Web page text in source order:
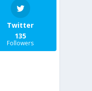
Twitter
135
Followers